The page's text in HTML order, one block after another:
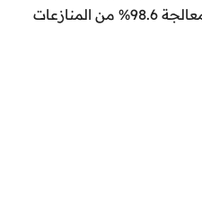
سوق العمل بمعالجة 98.6% من المنازعات